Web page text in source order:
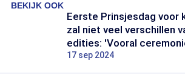
BEKIJK OOK
Eerste Prinsjesdag voor
zal niet veel verschillen
edities: 'Vooral
17 sep 2024